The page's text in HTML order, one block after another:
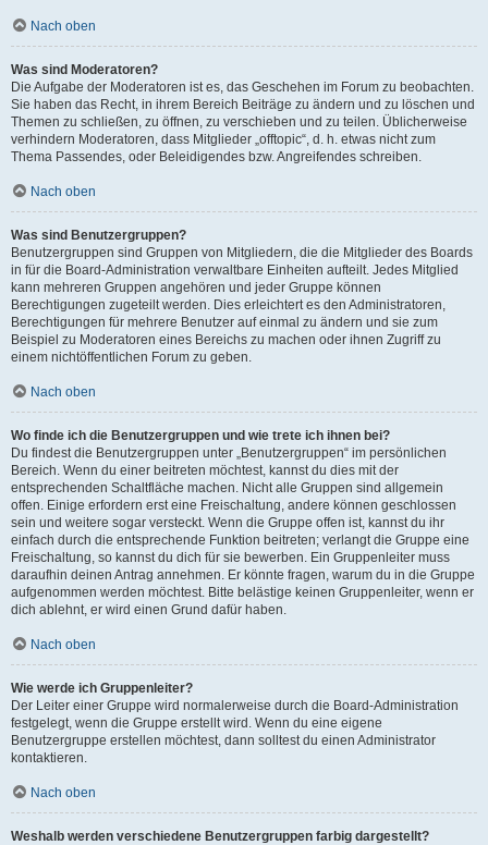
Nach oben
Was sind Moderatoren?
Die Aufgabe der Moderatoren ist es, das Geschehen im Forum zu beobachten.
Sie haben das Recht, in ihrem Bereich Beiträge zu ändern und zu löschen und
Themen zu schließen, zu öffnen, zu verschieben und zu teilen. Üblicherweise
verhindern Moderatoren, dass Mitglieder „offtopic“, d. h. etwas nicht zum
Thema Passendes, oder Beleidigendes bzw. Angreifendes schreiben.
Nach oben
Was sind Benutzergruppen?
Benutzergruppen sind Gruppen von Mitgliedern, die die Mitglieder des Boards
in für die Board-Administration verwaltbare Einheiten aufteilt. Jedes Mitglied
kann mehreren Gruppen angehören und jeder Gruppe können
Berechtigungen zugeteilt werden. Dies erleichtert es den Administratoren,
Berechtigungen für mehrere Benutzer auf einmal zu ändern und sie zum
Beispiel zu Moderatoren eines Bereichs zu machen oder ihnen Zugriff zu
einem nichtöffentlichen Forum zu geben.
Nach oben
Wo finde ich die Benutzergruppen und wie trete ich ihnen bei?
Du findest die Benutzergruppen unter „Benutzergruppen“ im persönlichen
Bereich. Wenn du einer beitreten möchtest, kannst du dies mit der
entsprechenden Schaltfläche machen. Nicht alle Gruppen sind allgemein
offen. Einige erfordern erst eine Freischaltung, andere können geschlossen
sein und weitere sogar versteckt. Wenn die Gruppe offen ist, kannst du ihr
einfach durch die entsprechende Funktion beitreten; verlangt die Gruppe eine
Freischaltung, so kannst du dich für sie bewerben. Ein Gruppenleiter muss
daraufhin deinen Antrag annehmen. Er könnte fragen, warum du in die Gruppe
aufgenommen werden möchtest. Bitte belästige keinen Gruppenleiter, wenn er
dich ablehnt, er wird einen Grund dafür haben.
Nach oben
Wie werde ich Gruppenleiter?
Der Leiter einer Gruppe wird normalerweise durch die Board-Administration
festgelegt, wenn die Gruppe erstellt wird. Wenn du eine eigene
Benutzergruppe erstellen möchtest, dann solltest du einen Administrator
kontaktieren.
Nach oben
Weshalb werden verschiedene Benutzergruppen farbig dargestellt?